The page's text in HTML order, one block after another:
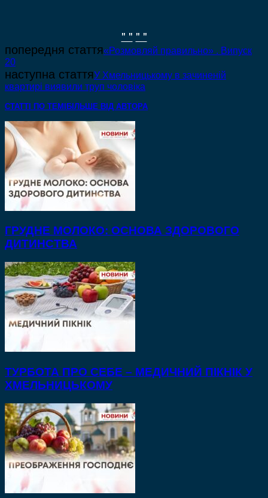
" " " "
попередня стаття«Розмовляй правильно» . Випуск
20
наступна статтяУ Хмельницькому в зачиненій
квартирі виявили труп чоловіка
СТАТТІ ПО ТЕМІ БІЛЬШЕ ВІД АВТОРА
ГРУДНЕ МОЛОКО: ОСНОВА ЗДОРОВОГО
ДИТИНСТВА
ТУРБОТА ПРО СЕБЕ – МЕДИЧНИЙ ПІКНІК У
ХМЕЛЬНИЦЬКОМУ